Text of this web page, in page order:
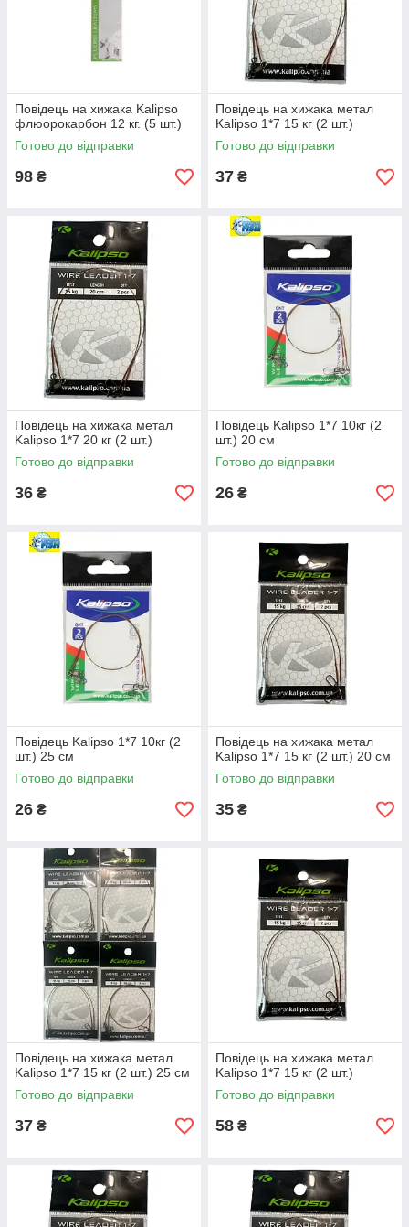
Повідець на хижака Kalipso
флюорокарбон 12 кг. (5 шт.)
Готово до відправки
98 ₴
Повідець на хижака метал
Kalipso 1*7 15 кг (2 шт.)
Готово до відправки
37 ₴
Повідець на хижака метал
Kalipso 1*7 20 кг (2 шт.)
Готово до відправки
36 ₴
Повідець Kalipso 1*7 10кг (2
шт.) 20 см
Готово до відправки
26 ₴
Повідець Kalipso 1*7 10кг (2
шт.) 25 см
Готово до відправки
26 ₴
Повідець на хижака метал
Kalipso 1*7 15 кг (2 шт.) 20 см
Готово до відправки
35 ₴
Повідець на хижака метал
Kalipso 1*7 15 кг (2 шт.) 25 см
Готово до відправки
37 ₴
Повідець на хижака метал
Kalipso 1*7 15 кг (2 шт.)
Готово до відправки
58 ₴